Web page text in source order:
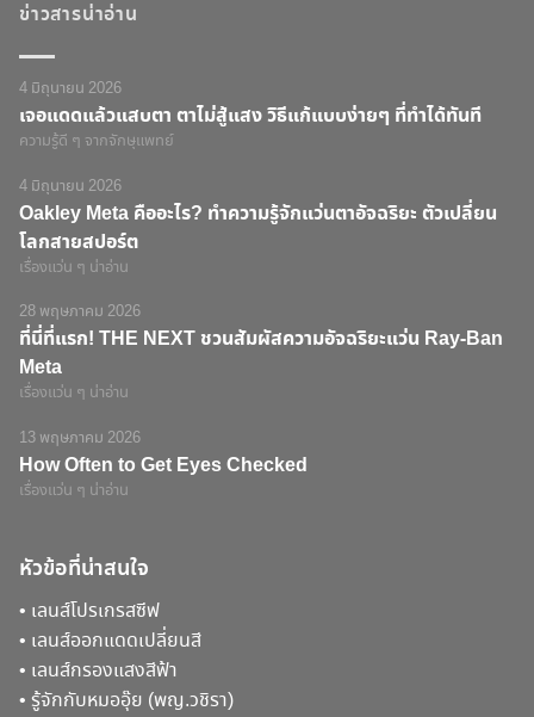
ข่าวสารน่าอ่าน
4 มิถุนายน 2026
เจอแดดแล้วแสบตา ตาไม่สู้แสง วิธีแก้แบบง่ายๆ ที่ทำได้ทันที
ความรู้ดี ๆ จากจักษุแพทย์
4 มิถุนายน 2026
Oakley Meta คืออะไร? ทำความรู้จักแว่นตาอัจฉริยะ ตัวเปลี่ยน
โลกสายสปอร์ต
เรื่องแว่น ๆ น่าอ่าน
28 พฤษภาคม 2026
ที่นี่ที่แรก! THE NEXT ชวนสัมผัสความอัจฉริยะแว่น Ray-Ban
Meta
เรื่องแว่น ๆ น่าอ่าน
13 พฤษภาคม 2026
How Often to Get Eyes Checked
เรื่องแว่น ๆ น่าอ่าน
หัวข้อที่น่าสนใจ
• เลนส์โปรเกรสซีฟ
• เลนส์ออกแดดเปลี่ยนสี
• เลนส์กรองแสงสีฟ้า
• รู้จักกับหมออุ๊ย (พญ.วชิรา)